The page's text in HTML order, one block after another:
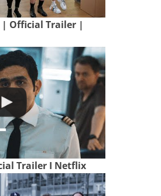
| Official Trailer |
Trailer I Netflix